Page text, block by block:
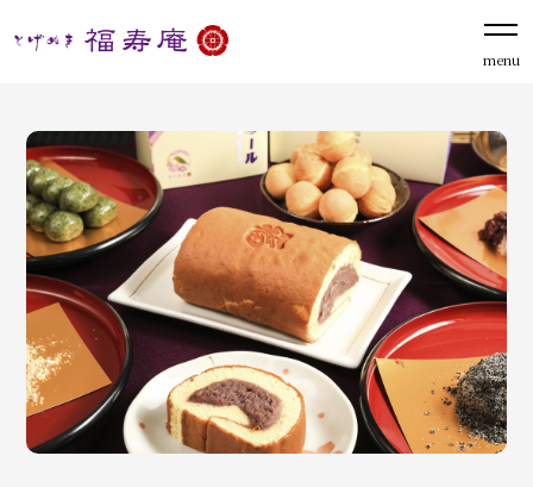
menu